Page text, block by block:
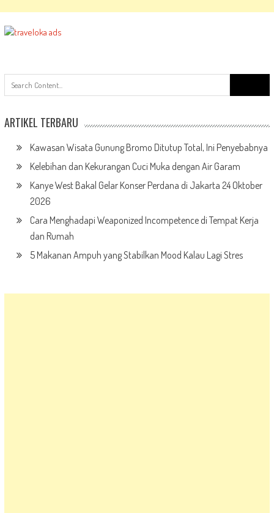
for:
ARTIKEL TERBARU
Kawasan Wisata Gunung Bromo Ditutup Total, Ini Penyebabnya
Kelebihan dan Kekurangan Cuci Muka dengan Air Garam
Kanye West Bakal Gelar Konser Perdana di Jakarta 24 Oktober
2026
Cara Menghadapi Weaponized Incompetence di Tempat Kerja
dan Rumah
5 Makanan Ampuh yang Stabilkan Mood Kalau Lagi Stres